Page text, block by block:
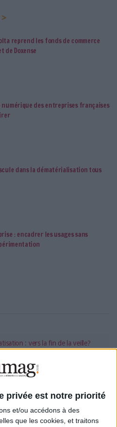
privée est notre priorité
et/ou accédons à des
que les cookies, et traitons
reprend les fonds de commerce
de Doxense
des entreprises françaises
dans la dématérialisation tous
: encadrer les usages sans
: vers la fin de la veille?